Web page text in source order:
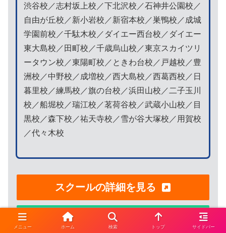
渋谷校／志村坂上校／下北沢校／石神井公園校／
自由が丘校／新小岩校／新宿本校／巣鴨校／成城
学園前校／千駄木校／ダイエー西台校／ダイエー
東大島校／田町校／千歳烏山校／東京スカイツリ
ータウン校／東陽町校／ときわ台校／戸越校／豊
洲校／中野校／成増校／西大島校／西葛西校／日
暮里校／練馬校／旗の台校／浜田山校／二子玉川
校／船堀校／瑞江校／茗荷谷校／武蔵小山校／目
黒校／森下校／祐天寺校／雪が谷大塚校／用賀校
／代々木校
スクールの詳細を見る
公式サイトを見る
メニュー ホーム 検索 トップ サイドバー